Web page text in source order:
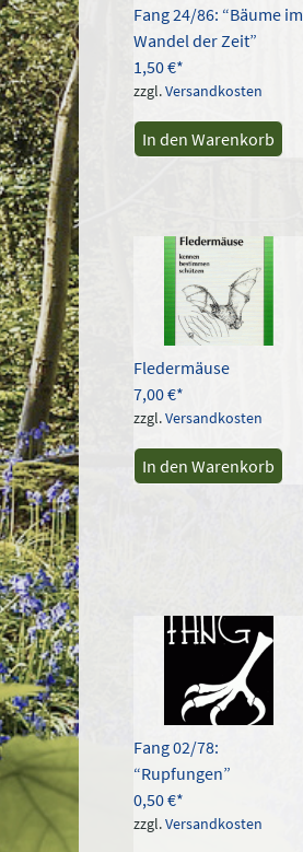
Fang 24/86: “Bäume im
Wandel der Zeit”
1,50€
zzgl.Versandkosten
In den Warenkorb
Fledermäuse
7,00€
zzgl.Versandkosten
In den Warenkorb
Fang 02/78:
“Rupfungen”
0,50€
zzgl.Versandkosten